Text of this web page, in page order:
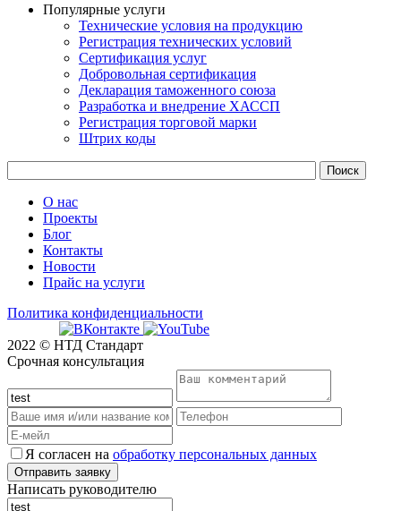
Популярные услуги
Технические условия на продукцию
Регистрация технических условий
Сертификация услуг
Добровольная сертификация
Декларация таможенного союза
Разработка и внедрение ХАССП
Регистрация торговой марки
Штрих коды
О нас
Проекты
Блог
Контакты
Новости
Прайс на услуги
Политика конфиденциальности
2022 © НТД Стандарт
Срочная консультация
Я согласен на обработку персональных данных
Написать руководителю